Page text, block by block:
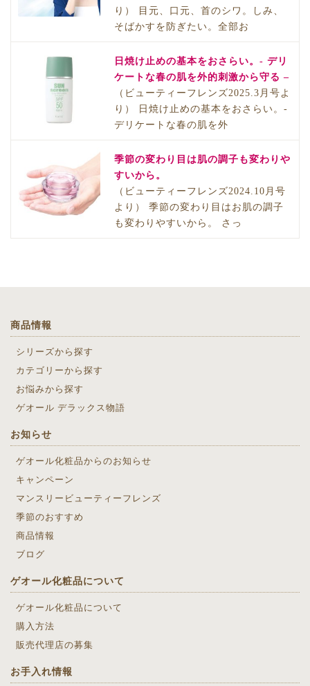
り） 目元、口元、首のシワ。しみ、
そばかすを防ぎたい。全部お
日焼け止めの基本をおさらい。- デリ
ケートな春の肌を外的刺激から守る –
（ビューティーフレンズ2025.3月号よ
り） 日焼け止めの基本をおさらい。-
デリケートな春の肌を外
季節の変わり目は肌の調子も変わりや
すいから。
（ビューティーフレンズ2024.10月号
より） 季節の変わり目はお肌の調子
も変わりやすいから。 さっ
商品情報
シリーズから探す
カテゴリーから探す
お悩みから探す
ゲオール デラックス物語
お知らせ
ゲオール化粧品からのお知らせ
キャンペーン
マンスリービューティーフレンズ
季節のおすすめ
商品情報
ブログ
ゲオール化粧品について
ゲオール化粧品について
購入方法
販売代理店の募集
お手入れ情報